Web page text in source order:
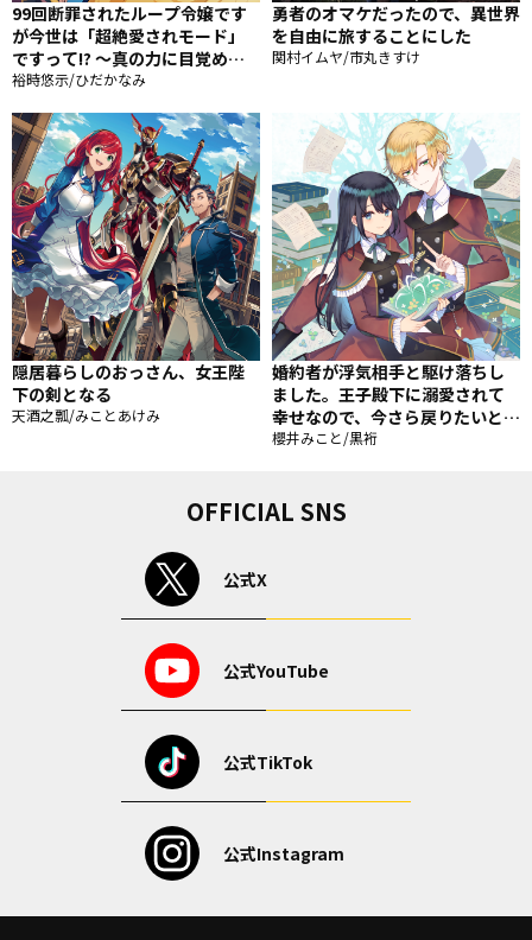
99回断罪されたループ令嬢です
が今世は「超絶愛されモード」
ですって!? 〜真の力に目覚めて
始まる100回目の人生〜
裕時悠示/ひだかなみ
勇者のオマケだったので、異世界
を自由に旅することにした
関村イムヤ/市丸きすけ
隠居暮らしのおっさん、女王陛
下の剣となる
天酒之瓢/みことあけみ
婚約者が浮気相手と駆け落ちし
ました。王子殿下に溺愛されて
幸せなので、今さら戻りたいと言
われても困ります。
櫻井みこと/黒裄
OFFICIAL SNS
公式X
公式YouTube
公式TikTok
公式Instagram